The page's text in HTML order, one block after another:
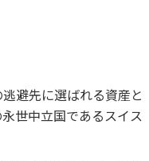
避先に選ばれる資産と
世中立国であるスイス